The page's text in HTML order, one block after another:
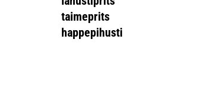
taimeprits
happepihusti